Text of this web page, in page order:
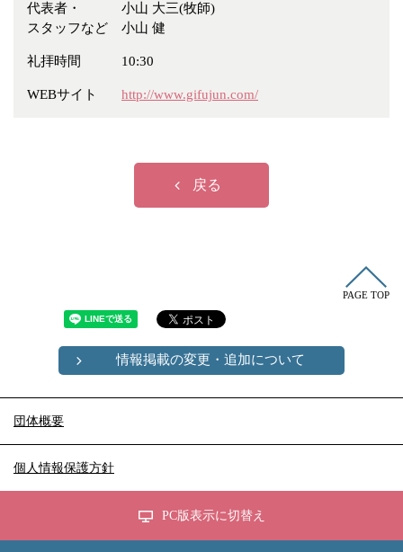
フリーワード
代表者・
スタッフなど
小山 大三(牧師)
小山 健
礼拝時間 10:30
WEBサイト http://www.gifujun.com/
戻る
PAGE TOP
情報掲載の変更・追加について
団体概要
個人情報保護方針
PC版表示に切替え